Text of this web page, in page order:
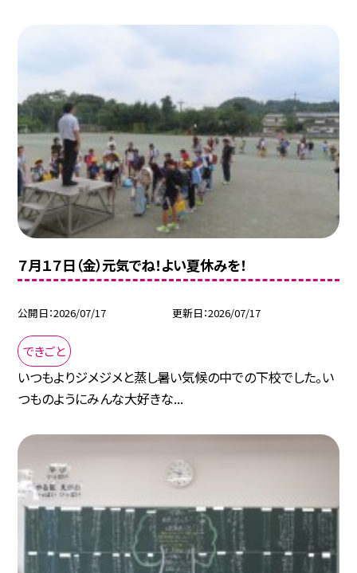
７月１７日（金）元気でね！よい夏休みを！
公開日 2026/07/17 更新日 2026/07/17
できごと
いつもよりジメジメと蒸し暑い気候の中での下校でした。い
つものようにみんな大好きな...